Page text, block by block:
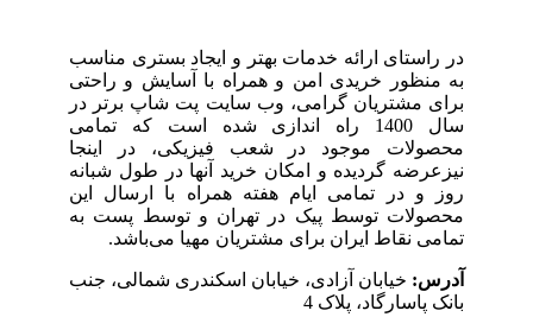
در راستای ارائه خدمات بهتر و ایجاد بستری مناسب
به منظور خریدی امن و همراه با آسایش و راحتی
برای مشتریان گرامی، وب سایت پت شاپ برتر در
سال 1400 راه اندازی شده است که تمامی
محصولات موجود در شعب‌ فیزیکی، در اینجا
نیزعرضه گردیده و امکان خرید آنها در طول شبانه
روز و در تمامی ایام هفته همراه با ارسال این
محصولات توسط پیک در تهران و توسط پست به
تمامی‌ نقاط ایران برای مشتریان مهیا می‌باشد.
آدرس: خیابان آزادی، خیابان اسکندری شمالی، جنب
بانک پاسارگاد، پلاک 4